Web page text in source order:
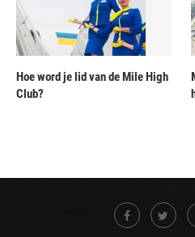
Hoe word je lid van de Mile High
Club?